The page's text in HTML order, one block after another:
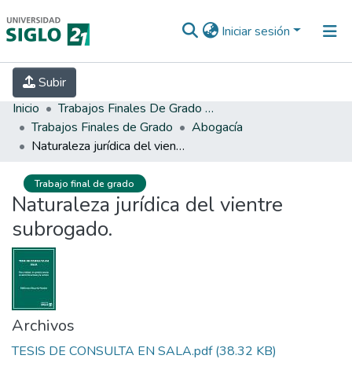
Iniciar sesión
Subir
INICIO EBOOK21
INVESTIGACIÓN
Inicio
Trabajos Finales De Grado Y Posgrado
Trabajos Finales de Grado
Abogacía
Naturaleza jurídica del vientre subrogado.
Trabajo final de grado
Naturaleza jurídica del vientre
subrogado.
Archivos
TESIS DE CONSULTA EN SALA.pdf(38.32 KB)